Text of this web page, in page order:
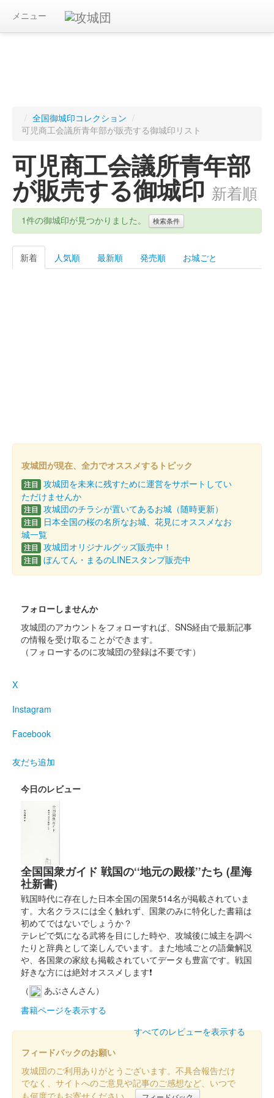
メニュー
/ 全国御城印コレクション /
可児商工会議所青年部が販売する御城印リスト
可児商工会議所青年部
が販売する御城印 新着順
1件の御城印が見つかりました。 検索条件
キーワード
可児商工会議所青年部
製作（デザイン）
販売元を選択
製作（印刷）
販売元を選択
除外する
現地販売以外を除外
販売終了を除外
非売品を除外
セット販売のみを除外
新着 人気順 最新順 発売順 お城ごと
攻城団が現在、全力でオススメするトピック
注目 攻城団を未来に残すために運営をサポートしてい
ただけませんか
注目 攻城団のチラシが置いてあるお城（随時更新）
注目
日本全国の桜の名所なお城、花見にオススメなお
城一覧
注目 攻城団オリジナルグッズ販売中！
注目 ぼんてん・まるのLINEスタンプ販売中
フォローしませんか
攻城団のアカウントをフォローすれば、SNS経由で最新記事
の情報を受け取ることができます。
（フォローするのに攻城団の登録は不要です）
X
Instagram
Facebook
友だち追加
今日のレビュー
全国国衆ガイド 戦国の‘‘地元の殿様’’たち (星海
社新書)
戦国時代に存在した日本全国の国衆514名が掲載されていま
す。大名クラスには全く触れず、国衆のみに特化した書籍は
初めてではないでしょうか？
テレビで気になる武将を目にした時や、攻城後に城主を調べ
たりと辞典として楽しんでいます。また地域ごとの語彙解説
や、各国衆の家紋も掲載されていてデータも豊富です。戦国
好きな方には絶対オススメします❗
（
あぶさんさん）
書籍ページを表示する
すべてのレビューを表示する
フィードバックのお願い
攻城団のご利用ありがとうございます。不具合報告だけ
でなく、サイトへのご意見や記事のご感想など、いつで
も何度でもお寄せください。